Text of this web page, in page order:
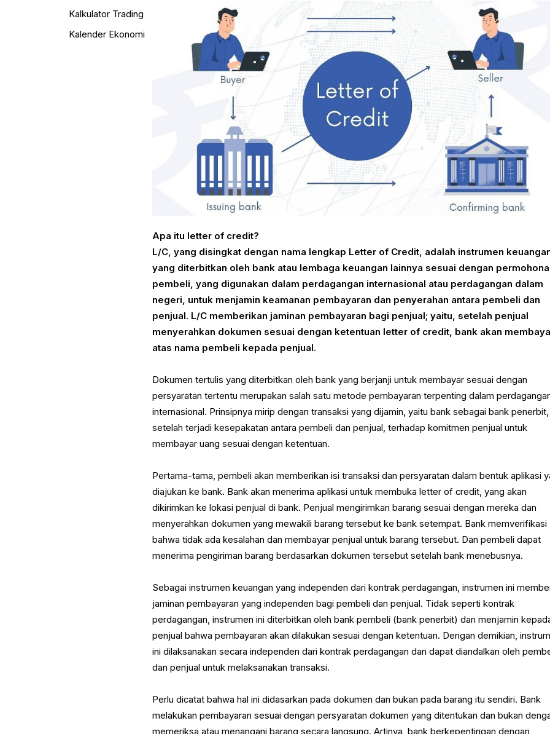
Kalkulator Trading
Kalender Ekonomi
Apa itu letter of credit?
L/C, yang disingkat dengan nama lengkap Letter of Credit, adalah instrumen
yang diterbitkan oleh bank atau lembaga keuangan lainnya sesuai dengan
pembeli, yang digunakan dalam perdagangan internasional atau perdagangan dalam
negeri, untuk menjamin keamanan pembayaran dan penyerahan antara pembeli dan
penjual. L/C memberikan jaminan pembayaran bagi penjual; yaitu, setelah penjual
menyerahkan dokumen sesuai dengan ketentuan letter of credit, bank akan
atas nama pembeli kepada penjual.
Dokumen tertulis yang diterbitkan oleh bank yang berjanji untuk membayar sesuai dengan
persyaratan tertentu merupakan salah satu metode pembayaran terpenting dalam
internasional. Prinsipnya mirip dengan transaksi yang dijamin, yaitu bank sebagai bank penerbit,
setelah terjadi kesepakatan antara pembeli dan penjual, terhadap komitmen penjual untuk
membayar uang sesuai dengan ketentuan.
Pertama-tama, pembeli akan memberikan isi transaksi dan persyaratan dalam bentuk aplikasi
diajukan ke bank. Bank akan menerima aplikasi untuk membuka letter of credit, yang akan
dikirimkan ke lokasi penjual di bank. Penjual mengirimkan barang sesuai dengan mereka dan
menyerahkan dokumen yang mewakili barang tersebut ke bank setempat. Bank memverifikasi
bahwa tidak ada kesalahan dan membayar penjual untuk barang tersebut. Dan pembeli dapat
menerima pengiriman barang berdasarkan dokumen tersebut setelah bank menebusnya.
Sebagai instrumen keuangan yang independen dari kontrak perdagangan, instrumen ini
jaminan pembayaran yang independen bagi pembeli dan penjual. Tidak seperti kontrak
perdagangan, instrumen ini diterbitkan oleh bank pembeli (bank penerbit) dan menjamin
penjual bahwa pembayaran akan dilakukan sesuai dengan ketentuan. Dengan demikian,
ini dilaksanakan secara independen dari kontrak perdagangan dan dapat diandalkan oleh
dan penjual untuk melaksanakan transaksi.
Perlu dicatat bahwa hal ini didasarkan pada dokumen dan bukan pada barang itu sendiri. Bank
melakukan pembayaran sesuai dengan persyaratan dokumen yang ditentukan dan bukan
memeriksa atau menangani barang secara langsung. Artinya, bank berkepentingan dengan